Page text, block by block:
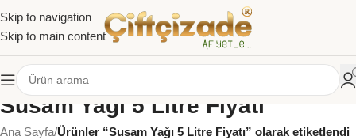
Skip to navigation
Skip to main content
Susam Yağı 5 Litre Fiyatı
Ana Sayfa/Ürünler “Susam Yağı 5 Litre Fiyatı” olarak etiketlendi